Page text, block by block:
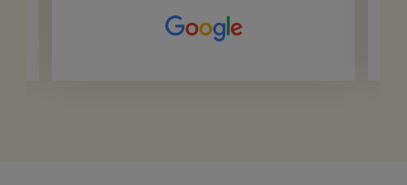
– nasze książki w trakcie
przepakowywania. Część oddaliśmy